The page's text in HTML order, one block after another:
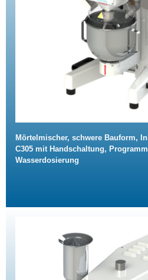
Mörtelmischer, schwere Bauform,
C305 mit Handschaltung,
Wasserdosierung